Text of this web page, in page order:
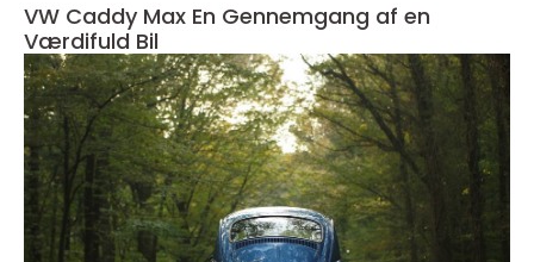
VW Caddy Max En Gennemgang af en
Værdifuld Bil